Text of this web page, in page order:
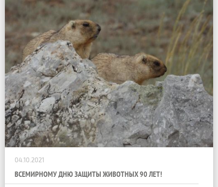
04.10.2021
ВСЕМИРНОМУ ДНЮ ЗАЩИТЫ ЖИВОТНЫХ 90 ЛЕТ!